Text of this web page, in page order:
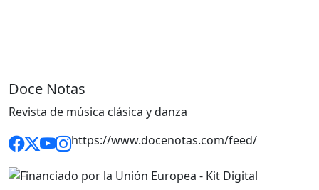
Doce Notas
Revista de música clásica y danza
https://www.docenotas.com/feed/